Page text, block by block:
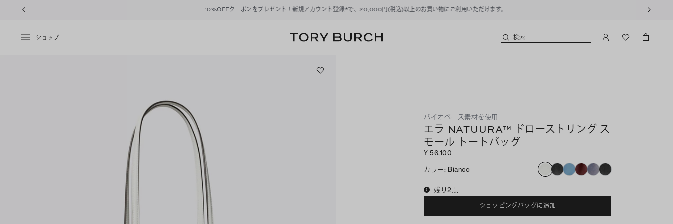
10%OFFクーポンをプレゼント！新規アカウント登録*で、20,000円(税込)以上のお買い物にご利用いただけます。
ショップ 検索
バイオベース素材を使用
エラ NATUURA™ ドローストリング ス
モール トートバッグ
¥ 56,100
カラー: Bianco
残り2点
ショッピングバッグに追加